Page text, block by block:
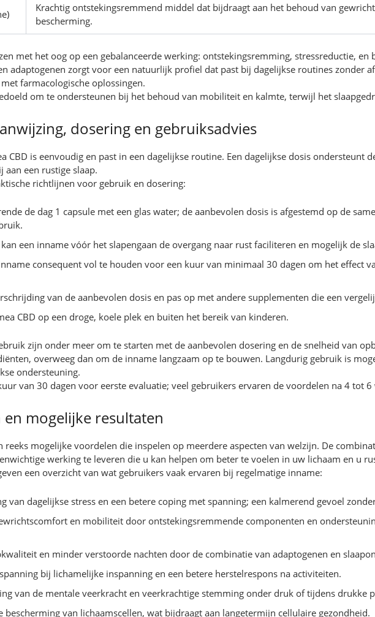
Krachtig ontstekingsremmend middel dat bijdraagt aan het behoud van
bescherming.
met het oog op een gebalanceerde werking: ontstekingsremming, stressreductie, en
adaptogenen zorgt voor een natuurlijk profiel dat past bij dagelijkse routines zonder
farmacologische oplossingen.
om te ondersteunen bij het behoud van mobiliteit en kalmte, terwijl het
dosering en gebruiksadvies
CBD is eenvoudig en past in een dagelijkse routine. Een dagelijkse dosis ondersteunt
aan een rustige slaap.
richtlijnen voor gebruik en dosering:
de dag 1 capsule met een glas water; de aanbevolen dosis is afgestemd op de
een inname vóór het slapengaan de overgang naar rust faciliteren en mogelijk de
consequent vol te houden voor een kuur van minimaal 30 dagen om het effect
van de aanbevolen dosis en pas op met andere supplementen die een
CBD op een droge, koele plek en buiten het bereik van kinderen.
zijn onder meer om te starten met de aanbevolen dosering en de snelheid van
overweeg dan om de inname langzaam op te bouwen. Langdurig gebruik is
ondersteuning.
van 30 dagen voor eerste evaluatie; veel gebruikers ervaren de voordelen na 4 tot
mogelijke resultaten
reeks mogelijke voordelen die inspelen op meerdere aspecten van welzijn. De
werking te leveren die u kan helpen om beter te voelen in uw lichaam en u
een overzicht van wat gebruikers vaak ervaren bij regelmatige inname:
van dagelijkse stress en een betere coping met spanning; een kalmerend gevoel
en mobiliteit door ontstekingsremmende componenten en
en minder verstoorde nachten door de combinatie van adaptogenen en
bij lichamelijke inspanning en een betere herstelrespons na activiteiten.
van de mentale veerkracht en veerkrachtige stemming onder druk of tijdens drukke
bescherming van lichaamscellen, wat bijdraagt aan langetermijn cellulaire gezondheid.